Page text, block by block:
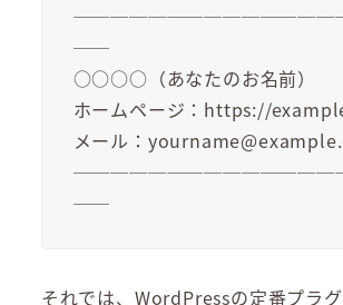
──
○○○○（あなたのお名前）
ホームページ：https://
メール：
──
それでは、WordPressの定番プラ